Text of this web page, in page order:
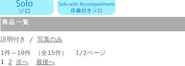
商品一覧
説明付き / 写真のみ
1件～10件 （全15件） 1/2ページ
1 2 次へ 最後へ